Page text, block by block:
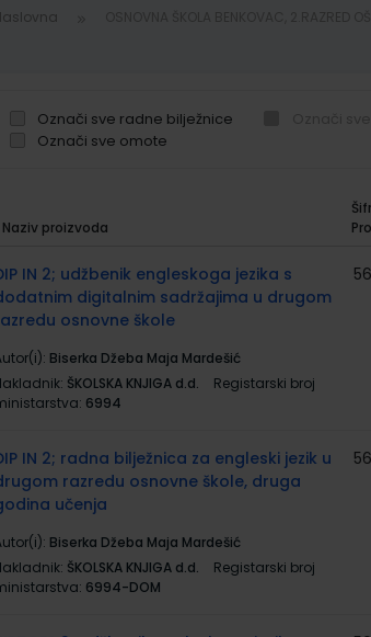
Označi sve radne bilježnice
Označi sve omote
Naziv proizvoda
IN 2; udžbenik engleskoga jezika s
digitalnim sadržajima u drugom
osnovne škole
Biserka Džeba Maja Mardešić
ŠKOLSKA KNJIGA d.d.
Registarski broj
6994
IN 2; radna bilježnica za engleski jezik u
razredu osnovne škole, druga
učenja
Biserka Džeba Maja Mardešić
ŠKOLSKA KNJIGA d.d.
Registarski broj
6994-DOM